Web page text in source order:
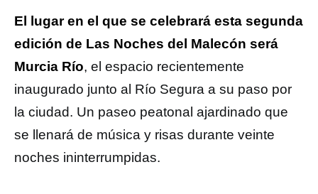
El lugar en el que se celebrará esta segunda
edición de Las Noches del Malecón será
Murcia Río, el espacio recientemente
inaugurado junto al Río Segura a su paso por
la ciudad. Un paseo peatonal ajardinado que
se llenará de música y risas durante veinte
noches ininterrumpidas.